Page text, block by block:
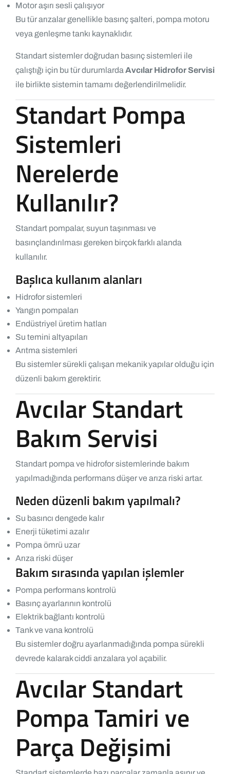
Motor aşırı sesli çalışıyor
Bu tür arızalar genellikle basınç şalteri, pompa motoru
veya genleşme tankı kaynaklıdır.
Standart sistemler doğrudan basınç sistemleri ile
çalıştığı için bu tür durumlarda Avcılar Hidrofor Servisi
ile birlikte sistemin tamamı değerlendirilmelidir.
Standart Pompa
Sistemleri
Nerelerde
Kullanılır?
Standart pompalar, suyun taşınması ve
basınçlandırılması gereken birçok farklı alanda
kullanılır.
Başlıca kullanım alanları
Hidrofor sistemleri
Yangın pompaları
Endüstriyel üretim hatları
Su temini altyapıları
Arıtma sistemleri
Bu sistemler sürekli çalışan mekanik yapılar olduğu için
düzenli bakım gerektirir.
Avcılar Standart
Bakım Servisi
Standart pompa ve hidrofor sistemlerinde bakım
yapılmadığında performans düşer ve arıza riski artar.
Neden düzenli bakım yapılmalı?
Su basıncı dengede kalır
Enerji tüketimi azalır
Pompa ömrü uzar
Arıza riski düşer
Bakım sırasında yapılan işlemler
Pompa performans kontrolü
Basınç ayarlarının kontrolü
Elektrik bağlantı kontrolü
Tank ve vana kontrolü
Bu sistemler doğru ayarlanmadığında pompa sürekli
devrede kalarak ciddi arızalara yol açabilir.
Avcılar Standart
Pompa Tamiri ve
Parça Değişimi